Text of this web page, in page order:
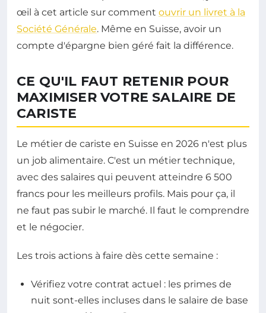
œil à cet article sur comment ouvrir un livret à la
Société Générale. Même en Suisse, avoir un
compte d'épargne bien géré fait la différence.
CE QU'IL FAUT RETENIR POUR
MAXIMISER VOTRE SALAIRE DE
CARISTE
Le métier de cariste en Suisse en 2026 n'est plus
un job alimentaire. C'est un métier technique,
avec des salaires qui peuvent atteindre 6 500
francs pour les meilleurs profils. Mais pour ça, il
ne faut pas subir le marché. Il faut le comprendre
et le négocier.
Les trois actions à faire dès cette semaine :
Vérifiez votre contrat actuel : les primes de
nuit sont-elles incluses dans le salaire de base